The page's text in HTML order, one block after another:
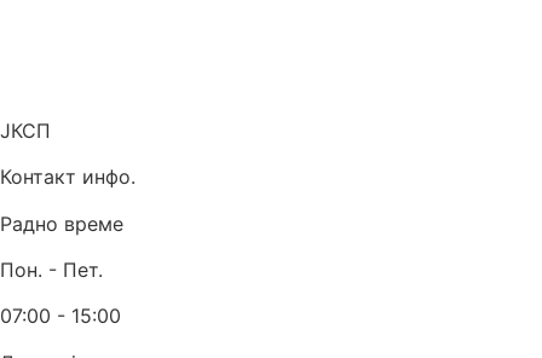
ЈКСП
Контакт инфо.
Радно време
Пон. - Пет.
07:00 - 15:00